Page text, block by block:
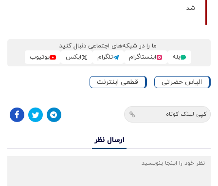
شد
ما را در شبکه‌های اجتماعی دنبال کنید
بله
اینستاگرام تلگرام ایکس یوتیوب
الیاس حضرتی قطعی اینترنت
کپی لینک کوتاه
ارسال نظر